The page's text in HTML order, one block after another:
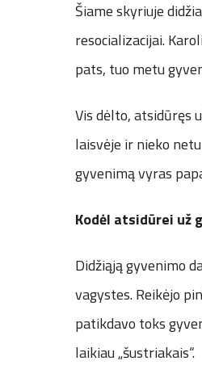
Šiame skyriuje
resocializacijai.
pats, tuo metu
Vis dėlto, atsidūręs
laisvėje ir nieko
gyvenimą vyras
Kodėl atsidūrei už
Didžiąją gyvenimo
vagystes. Reikėjo
patikdavo toks
laikiau „šustriakais“.